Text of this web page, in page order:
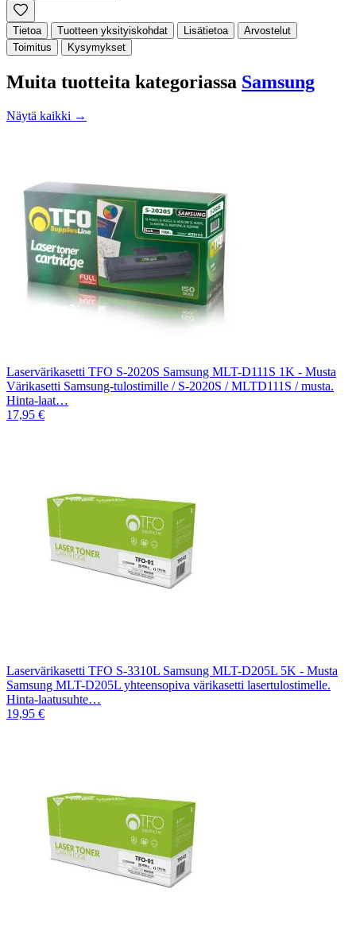
Tietoa Tuotteen yksityiskohdat Lisätietoa
Arvostelut
Toimitus
Kysymykset
Muita tuotteita kategoriassa Samsung
Näytä kaikki →
Laservärikasetti TFO S-2020S Samsung MLT-D111S 1K - Musta
Värikasetti Samsung-tulostimille / S-2020S / MLTD111S / musta.
Hinta-laat…
17,95 €
Laservärikasetti TFO S-3310L Samsung MLT-D205L 5K - Musta
Samsung MLT-D205L yhteensopiva värikasetti lasertulostimelle.
Hinta-laatusuhte…
19,95 €